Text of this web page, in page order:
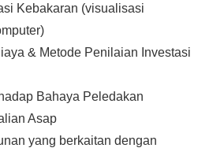
Kebakaran (visualisasi
& Metode Penilaian Investasi
Bahaya Peledakan
Asap
yang berkaitan dengan